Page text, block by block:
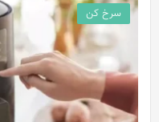
سرخ کن